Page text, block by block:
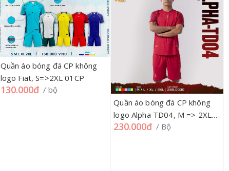
Quần áo bóng đá CP không
logo Fiat, S=>2XL 01CP
130.000đ / bộ
Quần áo bóng đá CP không
logo Alpha TD04, M => 2XL
01CP
230.000đ / Bộ